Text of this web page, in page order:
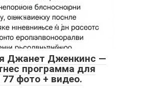
Джанет Дженкинс —
программа для
77 фото + видео.